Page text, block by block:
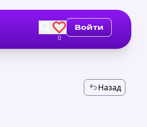
0
Войти
Назад